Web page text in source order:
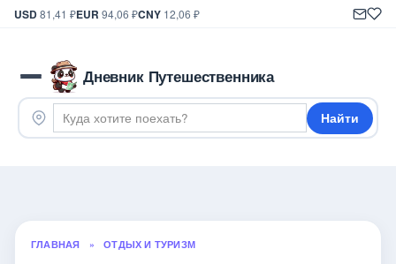
USD81,41 ₽EUR 94,06 ₽CNY 12,06 ₽
Дневник Путешественника
Найти
ГЛАВНАЯ » ОТДЫХ И ТУРИЗМ